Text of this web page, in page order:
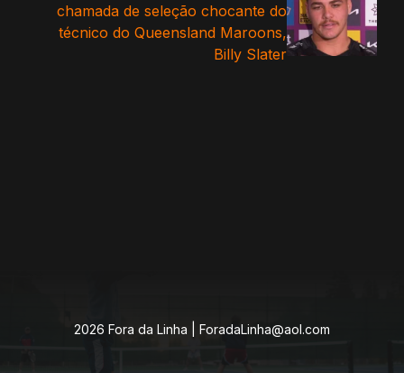
chamada de seleção chocante do
técnico do Queensland Maroons,
Billy Slater
2026 Fora da Linha | ForadaLinha@aol.com